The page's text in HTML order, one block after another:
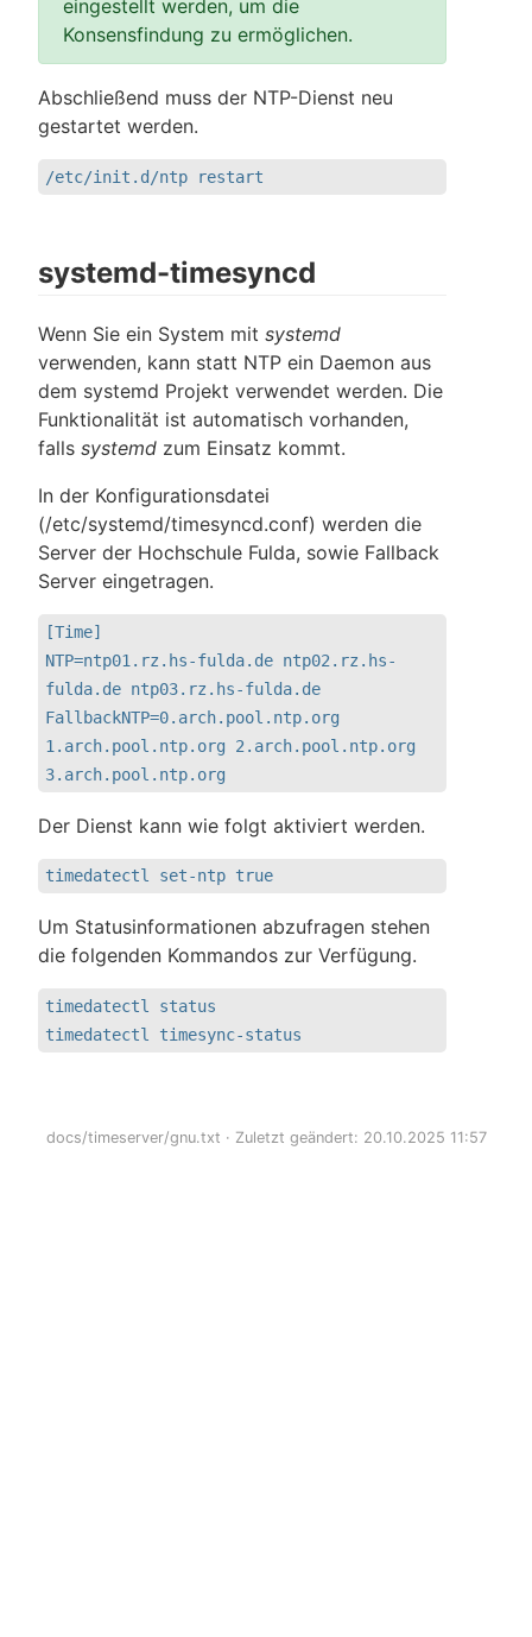
eingestellt werden, um die
Konsensfindung zu ermöglichen.
Abschließend muss der NTP-Dienst neu
gestartet werden.
/etc/init.d/ntp restart
systemd-timesyncd
Wenn Sie ein System mit systemd
verwenden, kann statt NTP ein Daemon aus
dem systemd Projekt verwendet werden. Die
Funktionalität ist automatisch vorhanden,
falls systemd zum Einsatz kommt.
In der Konfigurationsdatei
(/etc/systemd/timesyncd.conf) werden die
Server der Hochschule Fulda, sowie Fallback
Server eingetragen.
[Time]
NTP=ntp01.rz.hs-fulda.de ntp02.rz.hs-
fulda.de ntp03.rz.hs-fulda.de
FallbackNTP=0.arch.pool.ntp.org
1.arch.pool.ntp.org 2.arch.pool.ntp.org
3.arch.pool.ntp.org
Der Dienst kann wie folgt aktiviert werden.
timedatectl set-ntp true
Um Statusinformationen abzufragen stehen
die folgenden Kommandos zur Verfügung.
timedatectl status
timedatectl timesync-status
docs/timeserver/gnu.txt · Zuletzt geändert: 20.10.2025 11:57